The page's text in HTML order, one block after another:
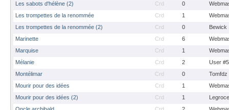
Les sabots d'hélène (2)
Crd 0
Les trompettes de la renommée
Crd 1
Les trompettes de la renommée (2)
Crd 0
Bewick
Marinette
Crd 6
Marquise
Crd 1
Mélanie
Crd 2
User
Montélimar
Crd 0
Tomfdz
Mourir pour des idées
Crd 1
Mourir pour des idées (2)
Crd 1